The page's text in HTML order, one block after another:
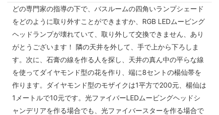
どの専門家の指導の下で、バスルームの四角いランプシェード
をどのように取り外すことができますか、RGB LEDムービング
ヘッドランプが壊れていて、取り外して交換できません、あり
がとうございます！ 隣の天井を外して、手で上から下ろしま
す。次に、石膏の線を作る人を探し、天井の真ん中の平らな線
を使ってダイヤモンド型の花を作り、端に8セントの楊仙帯を
作ります。ダイヤモンド型のモザイクは1平方で200元、楊仙は
1メートルで10元です。光ファイバーLEDムービングヘッドシ
ャンデリアを作る場合でも、光ファイバースターを作る場合で